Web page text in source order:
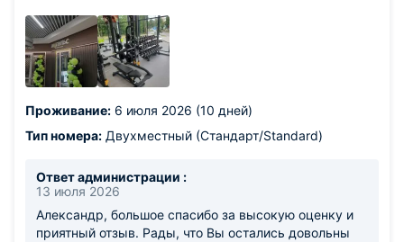
Проживание: 6 июля 2026 (10 дней)
Тип номера: Двухместный (Стандарт/Standard)
Ответ администрации :
13 июля 2026
Александр, большое спасибо за высокую оценку и
приятный отзыв. Рады, что Вы остались довольны